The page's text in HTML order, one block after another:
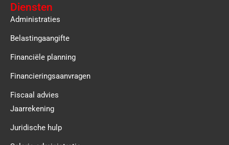
Diensten
Administraties
Belastingaangifte
Financiële planning
Financieringsaanvragen
Fiscaal advies
Jaarrekening
Juridische hulp